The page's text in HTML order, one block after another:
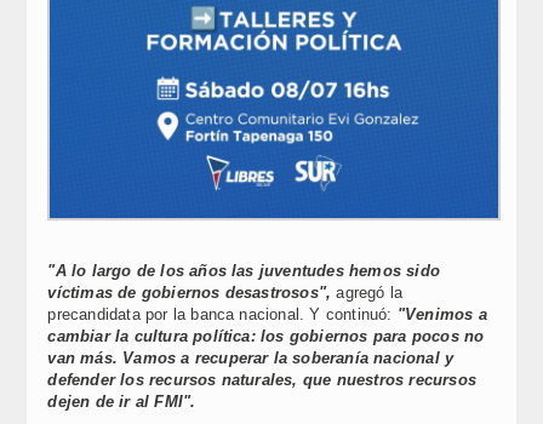
"A lo largo de los años las juventudes hemos sido
víctimas de gobiernos desastrosos", agregó la
precandidata por la banca nacional. Y continuó: "Venimos a
cambiar la cultura política: los gobiernos para pocos no
van más. Vamos a recuperar la soberanía nacional y
defender los recursos naturales, que nuestros recursos
dejen de ir al FMI".